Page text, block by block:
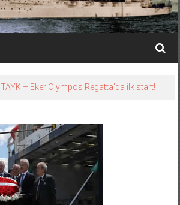
TAYK – Eker Olympos Regatta’da ilk start!